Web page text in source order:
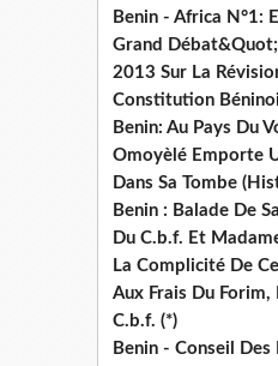
Benin - Africa N°1:
Grand
2013 Sur La
Constitution
Benin: Au Pays Du
Omoyèlé Emporte
Dans Sa Tombe
Benin : Balade De
Du C.b.f. Et
La Complicité De
Aux Frais Du Forim,
C.b.f. (*)
Benin - Conseil